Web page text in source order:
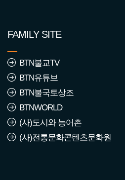
FAMILY SITE
BTN불교TV
BTN유튜브
BTN불국토상조
BTNWORLD
(사)도시와 농어촌
(사)전통문화콘텐츠문화원